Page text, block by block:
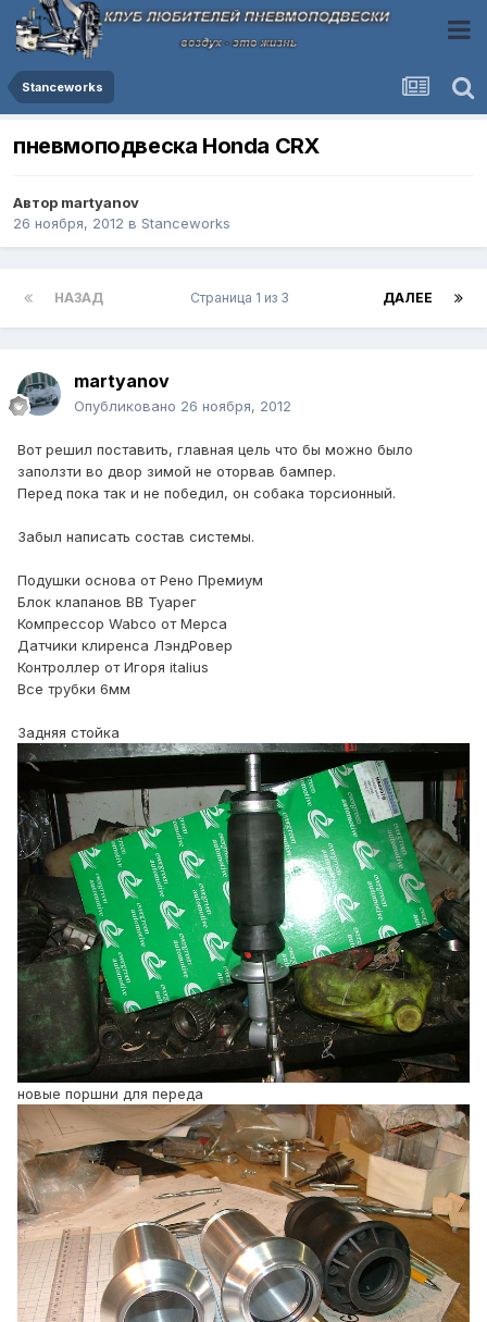
Stanceworks
пневмоподвеска Honda CRX
Автор martyanov
26 ноября, 2012 в Stanceworks
НАЗАД ДАЛЕЕ
Страница 1 из 3
martyanov
Опубликовано 26 ноября, 2012
Вот решил поставить, главная цель что бы можно было
заползти во двор зимой не оторвав бампер.
Перед пока так и не победил, он собака торсионный.
Забыл написать состав системы.
Подушки основа от Рено Премиум
Блок клапанов ВВ Туарег
Компрессор Wabco от Мерса
Датчики клиренса ЛэндРовер
Контроллер от Игоря italius
Все трубки 6мм
Задняя стойка
новые поршни для переда